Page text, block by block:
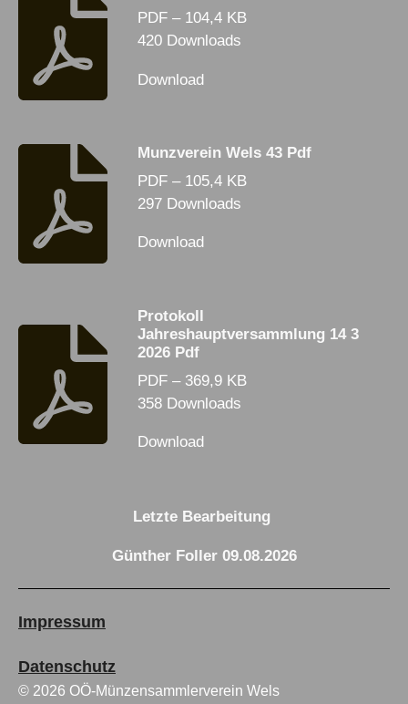
PDF – 104,4 KB
420 Downloads
Download
Munzverein Wels 43 Pdf
PDF – 105,4 KB
297 Downloads
Download
Protokoll
Jahreshauptversammlung 14 3
2026 Pdf
PDF – 369,9 KB
358 Downloads
Download
Letzte Bearbeitung
Günther Foller 09.08.2026
Impressum
Datenschutz
© 2026 OÖ-Münzensammlerverein Wels